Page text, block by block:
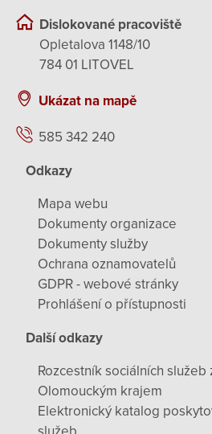
Dislokované pracoviště
Opletalova 1148/10
784 01 LITOVEL
Ukázat na mapě
585 342 240
Odkazy
Mapa webu
Dokumenty organizace
Dokumenty služby
Ochrana oznamovatelů
GDPR - webové stránky
Prohlášení o přístupnosti
Další odkazy
Rozcestník sociálních služeb
Olomouckým krajem
Elektronický katalog